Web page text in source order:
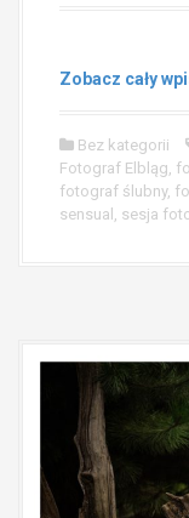
Zobacz cały
Bez kategorii
Fotograf Elbląg,
fotograf ślubny,
sensual , sesja